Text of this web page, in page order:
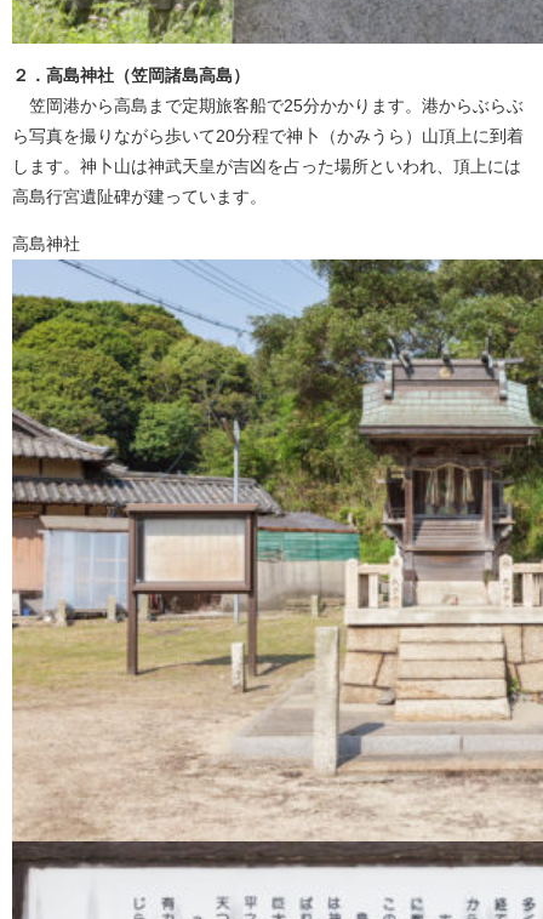
２．高島神社（笠岡諸島高島）
笠岡港から高島まで定期旅客船で25分かかります。港からぶらぶ
ら写真を撮りながら歩いて20分程で神卜（かみうら）山頂上に到着
します。神卜山は神武天皇が吉凶を占った場所といわれ、頂上には
高島行宮遺阯碑が建っています。
高島神社